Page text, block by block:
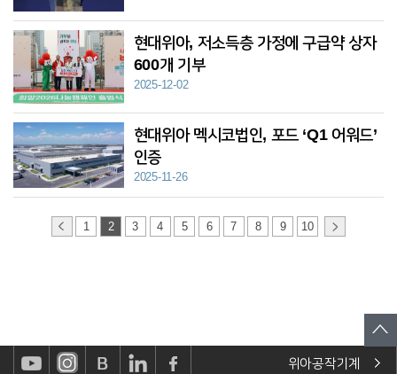
현대위아, 저소득층 가정에 구급약 상자
600개 기부
2025-12-02
현대위아 멕시코법인, 포드 ‘Q1 어워드’
인증
2025-11-26
1 2 3 4 5 6 7 8 9 10
위아공작기계